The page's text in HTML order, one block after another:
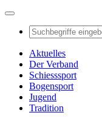
Aktuelles
Der Verband
Schiesssport
Bogensport
Jugend
Tradition